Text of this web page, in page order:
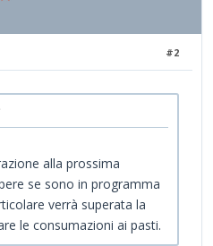
#2
alla prossima
se sono in programma
verrà superata la
le consumazioni ai pasti.